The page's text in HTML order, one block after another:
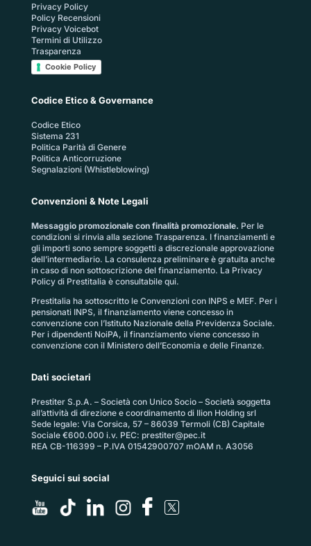
Privacy Policy
Policy Recensioni
Privacy Voicebot
Termini di Utilizzo
Trasparenza
Cookie Policy
Codice Etico & Governance
Codice Etico
Sistema 231
Politica Parità di Genere
Politica Anticorruzione
Segnalazioni (Whistleblowing)
Convenzioni & Note Legali
Messaggio promozionale con finalità promozionale. Per le
condizioni si rinvia alla sezione Trasparenza. I finanziamenti e
gli importi sono sempre soggetti a discrezionale approvazione
dell’intermediario. La consulenza preliminare è gratuita anche
in caso di non sottoscrizione del finanziamento. La Privacy
Policy di Prestitalia è consultabile qui.
Prestitalia ha sottoscritto le Convenzioni con INPS e MEF. Per i
pensionati INPS, il finanziamento viene concesso in
convenzione con l’Istituto Nazionale della Previdenza Sociale.
Per i dipendenti NoiPA, il finanziamento viene concesso in
convenzione con il Ministero dell’Economia e delle Finanze.
Dati societari
Prestiter S.p.A. – Società con Unico Socio – Società soggetta
all’attività di direzione e coordinamento di Ilion Holding srl
Sede legale: Via Corsica, 57 – 86039 Termoli (CB) Capitale
Sociale €600.000 i.v. PEC: prestiter@pec.it
REA CB-116399 – P.IVA 01542900707 mOAM n. A3056
Seguici sui social